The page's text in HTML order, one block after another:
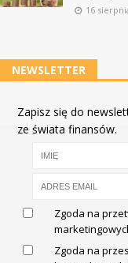
16
NEWSLETTER
Zapisz się do
ze świata finansów.
Zgoda na
Zgoda na